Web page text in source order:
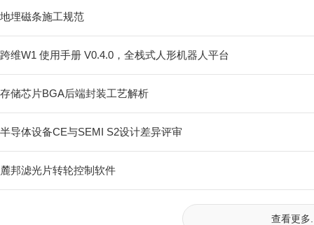
地埋磁条施工规范
跨维W1 使用手册 V0.4.0，全栈式⼈形机器⼈平台
存储芯片BGA后端封装工艺解析
半导体设备CE与SEMI S2设计差异评审
麓邦滤光片转轮控制软件
查看更多